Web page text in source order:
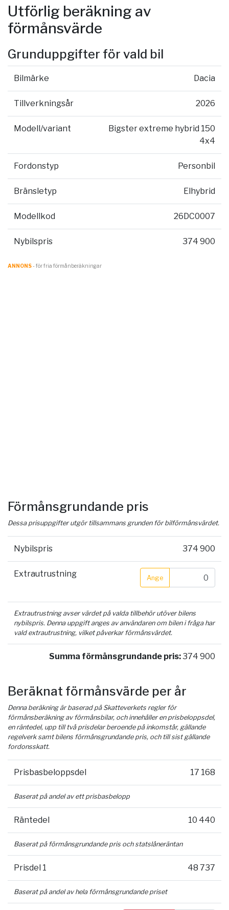
Utförlig beräkning av
förmånsvärde
Grunduppgifter för vald bil
Bilmärke Dacia
Tillverkningsår 2026
Modell/variant
Bigster extreme hybrid 150
4x4
Fordonstyp Personbil
Bränsletyp Elhybrid
Modellkod 26DC0007
Nybilspris 374 900
ANNONS- för fria förmånberäkningar
Förmånsgrundande pris
Dessa prisuppgifter utgör tillsammans grunden för bilförmånsvärdet.
Nybilspris 374 900
Extrautrustning Ange
Extrautrustning avser värdet på valda tillbehör utöver bilens
nybilspris. Denna uppgift anges av användaren om bilen i fråga har
vald extrautrustning, vilket påverkar förmånsvärdet.
Summa förmånsgrundande pris:374 900
Beräknat förmånsvärde per år
Denna beräkning är baserad på Skatteverkets regler för
förmånsberäkning av förmånsbilar, och innehåller en prisbeloppsdel,
en räntedel, upp till två prisdelar beroende på inkomstår, gällande
regelverk samt bilens förmånsgrundande pris, och till sist gällande
fordonsskatt.
Prisbasbeloppsdel 17 168
Baserat på andel av ett prisbasbelopp
Räntedel 10 440
Baserat på förmånsgrundande pris och statslåneräntan
Prisdel 1 48 737
Baserat på andel av hela förmånsgrundande priset